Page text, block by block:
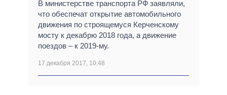
В министерстве транспорта РФ заявляли,
что обеспечат открытие автомобильного
движения по строящемуся Керченскому
мосту к декабрю 2018 года, а движение
поездов – к 2019-му.
17 декабря 2017, 10:48